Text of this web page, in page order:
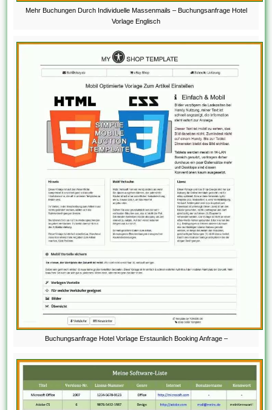
Mehr Buchungen Durch Individuelle Massenmails – Buchungsanfrage Hotel
Vorlage Englisch
Buchungsanfrage Hotel Vorlage Erstaunlich Booking Anfrage –